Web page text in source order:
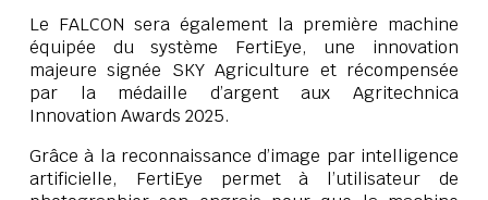
Le FALCON sera également la première machine
équipée du système FertiEye, une innovation
majeure signée SKY Agriculture et récompensée
par la médaille d’argent aux Agritechnica
Innovation Awards 2025.
Grâce à la reconnaissance d’image par intelligence
artificielle, FertiEye permet à l’utilisateur de